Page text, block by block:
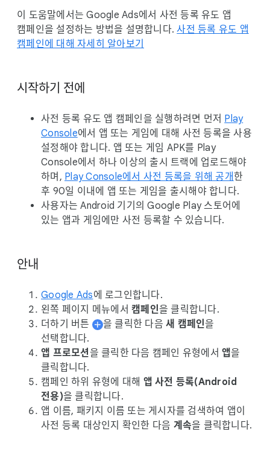
이 도움말에서는 Google Ads에서 사전 등록 유도 앱
캠페인을 설정하는 방법을 설명합니다.사전 등록 유도 앱
캠페인에 대해 자세히 알아보기
시작하기 전에
사전 등록 유도 앱 캠페인을 실행하려면 먼저 Play
Console에서 앱 또는 게임에 대해 사전 등록을 사용
설정해야 합니다. 앱 또는 게임 APK를 Play
Console에서 하나 이상의 출시 트랙에 업로드해야
하며, Play Console에서 사전 등록을 위해 공개한
후 90일 이내에 앱 또는 게임을 출시해야 합니다.
사용자는 Android 기기의 Google Play 스토어에
있는 앱과 게임에만 사전 등록할 수 있습니다.
안내
Google Ads에 로그인합니다.
왼쪽 페이지 메뉴에서 캠페인을 클릭합니다.
더하기 버튼
을 클릭한 다음 새 캠페인을
선택합니다.
앱 프로모션을 클릭한 다음 캠페인 유형에서 앱을
클릭합니다.
캠페인 하위 유형에 대해 앱 사전 등록(Android
전용)을 클릭합니다.
앱 이름, 패키지 이름 또는 게시자를 검색하여 앱이
사전 등록 대상인지 확인한 다음 계속을 클릭합니다.